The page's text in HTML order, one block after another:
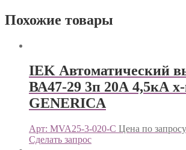
Похожие товары
IEK Автоматический
ВА47-29 3п 20А 4,5кА
GENERICА
Арт: MVA25-3-020-C Цена по запросу
Сделать запрос